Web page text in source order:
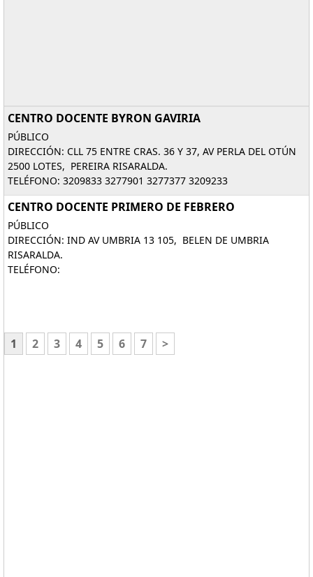
CENTRO DOCENTE BYRON GAVIRIA
PÚBLICO
DIRECCIÓN: CLL 75 ENTRE CRAS. 36 Y 37, AV PERLA DEL OTÚN
2500 LOTES, PEREIRA RISARALDA.
TELÉFONO: 3209833 3277901 3277377 3209233
CENTRO DOCENTE PRIMERO DE FEBRERO
PÚBLICO
DIRECCIÓN: IND AV UMBRIA 13 105, BELEN DE UMBRIA
RISARALDA.
TELÉFONO:
1 2 3 4 5 6 7 >